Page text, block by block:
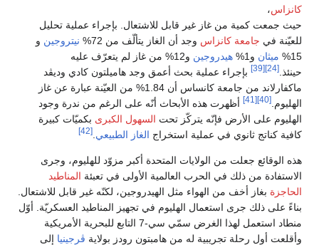
كانزاس،
حيث جمعت كمية من غاز غير قابل للاشتعال. بإجراء عملية تحليل
للعيّنة في جامعة كانزاس وجد أن الغاز يتألّف من 72% نيتروجين و
15%
ميثان و1% هيدروجين
و12% من غاز لم يتعرّف عليه
حينئذ. [24]
[39]
بإجراء عملية بحث أعمق وجد هاميلتون كادي وديڤد
ماكفارلاند من جامعة كانساس أن 1.84% من العيّنة عبارة عن غاز
الهليوم. [40]
[41]
أظهرت هذه الأبحاث أنّه على الرغم من ندرة وجود
الهليوم على الأرض فإنّه يتركّز تحت السهول الكبرى بكميّات كبيرة
كافية كناتج ثانوي في عملية استخراج الغاز الطبيعي [42]
هذه الوقائع جعلت من الولايات المتحدة أكبر مزوّد للهليوم، وجرى
الاستفادة من ذلك في الحرب العالمية الأولى في تعبئة المناطيد
الحاجزة بغاز أخف من الهواء مثل الهيدروجين، لكنّه غير قابل للاشتعال.
بناءً على ذلك جرى استعمال الهليوم في تجهيز المناطيد العسكريّة. أوّل
منطاد استعمل لهذا الغرض سمّي سي-7 التابع للبحرية الأمريكية
وأقلعت أول رحلة تجريبية له من هامبتون رودز بولاية ڤرجينيا إلى